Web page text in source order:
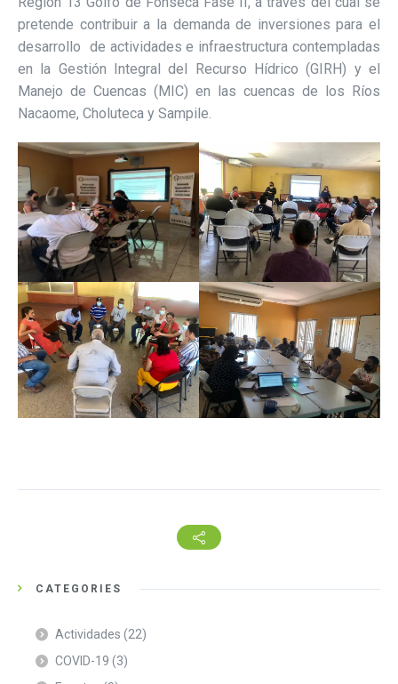
pretende contribuir a la demanda de inversiones para el
desarrollo de actividades e infraestructura contempladas
en la Gestión Integral del Recurso Hídrico (GIRH) y el
Manejo de Cuencas (MIC) en las cuencas de los Ríos
Nacaome, Choluteca y Sampile.
CATEGORIES
Actividades (22)
COVID-19 (3)